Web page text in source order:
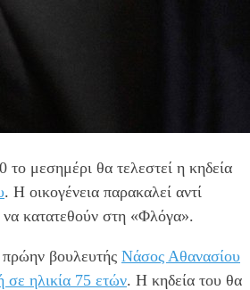
μεσημέρι θα τελεστεί η κηδεία
. Η οικογένεια παρακαλεί αντί
κατατεθούν στη «Φλόγα».
βουλευτής Νάσος Αθανασίου
σε ηλικία 75 ετών. Η κηδεία του θα